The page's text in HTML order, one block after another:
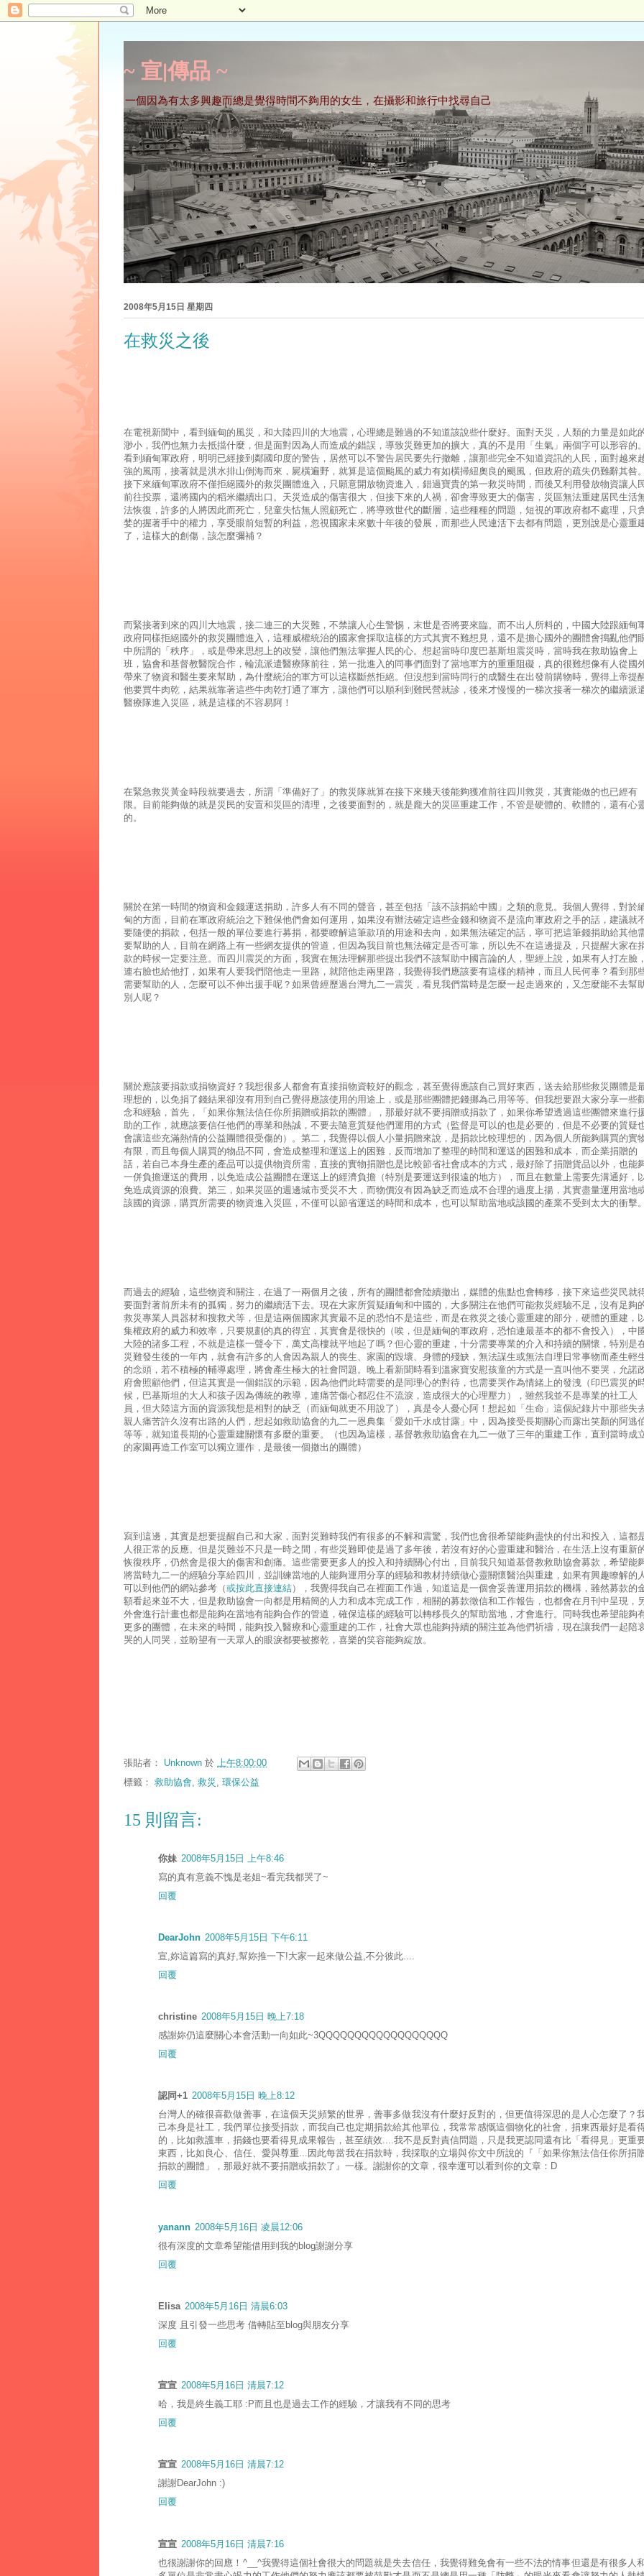
~ 宣∣傳品 ~
一個因為有太多興趣而總是覺得時間不夠用的女生，在攝影和旅行中找尋自己
2008年5月15日 星期四
在救災之後
在電視新聞中，看到緬甸的風災，和大陸四川的大地震，心理總是難過的不知道該說些什麼好。面對天災，人類的力量是如此
渺小，我們也無力去抵擋什麼，但是面對因為人而造成的錯誤，導致災難更加的擴大，真的不是用「生氣」兩個字可以形容的
看到緬甸軍政府，明明已經接到鄰國印度的警告，居然可以不警告居民要先行撤離，讓那些完全不知道資訊的人民，面對越來
強的風雨，接著就是洪水排山倒海而來，屍橫遍野，就算是這個颱風的威力有如橫掃紐奧良的颶風，但政府的疏失仍難辭其咎
接下來緬甸軍政府不僅拒絕國外的救災團體進入，只願意開放物資進入，錯過寶貴的第一救災時間，而後又利用發放物資讓人
前往投票，還將國內的稻米繼續出口。天災造成的傷害很大，但接下來的人禍，卻會導致更大的傷害，災區無法重建居民生活
法恢復，許多的人將因此而死亡，兒童失怙無人照顧死亡，將導致世代的斷層，這些種種的問題，短視的軍政府都不處理，只
婪的握著手中的權力，享受眼前短暫的利益，忽視國家未來數十年後的發展，而那些人民連活下去都有問題，更別說是心靈重
了，這樣大的創傷，該怎麼彌補？
而緊接著到來的四川大地震，接二連三的大災難，不禁讓人心生警惕，末世是否將要來臨。而不出人所料的，中國大陸跟緬甸
政府同樣拒絕國外的救災團體進入，這種威權統治的國家會採取這樣的方式其實不難想見，還不是擔心國外的團體會搗亂他們
中所謂的「秩序」，或是帶來思想上的改變，讓他們無法掌握人民的心。想起當時印度巴基斯坦震災時，當時我在救助協會上
班，協會和基督教醫院合作，輪流派遣醫療隊前往，第一批進入的同事們面對了當地軍方的重重阻礙，真的很難想像有人從國
帶來了物資和醫生要來幫助，為什麼統治的軍方可以這樣斷然拒絕。但沒想到當時同行的成醫生在出發前購物時，覺得上帝提
他要買牛肉乾，結果就靠著這些牛肉乾打通了軍方，讓他們可以順利到難民營就診，後來才慢慢的一梯次接著一梯次的繼續派
醫療隊進入災區，就是這樣的不容易阿！
在緊急救災黃金時段就要過去，所謂「準備好了」的救災隊就算在接下來幾天後能夠獲准前往四川救災，其實能做的也已經有
限。目前能夠做的就是災民的安置和災區的清理，之後要面對的，就是龐大的災區重建工作，不管是硬體的、軟體的，還有心
的。
關於在第一時間的物資和金錢運送捐助，許多人有不同的聲音，甚至包括「該不該捐給中國」之類的意見。我個人覺得，對於
甸的方面，目前在軍政府統治之下難保他們會如何運用，如果沒有辦法確定這些金錢和物資不是流向軍政府之手的話，建議就
要隨便的捐款，包括一般的單位要進行募捐，都要瞭解這筆款項的用途和去向，如果無法確定的話，寧可把這筆錢捐助給其他
要幫助的人，目前在網路上有一些網友提供的管道，但因為我目前也無法確定是否可靠，所以先不在這邊提及，只提醒大家在
款的時候一定要注意。而四川震災的方面，我實在無法理解那些提出我們不該幫助中國言論的人，聖經上說，如果有人打左臉
連右臉也給他打，如果有人要我們陪他走一里路，就陪他走兩里路，我覺得我們應該要有這樣的精神，而且人民何辜？看到那
需要幫助的人，怎麼可以不伸出援手呢？如果曾經歷過台灣九二一震災，看見我們當時是怎麼一起走過來的，又怎麼能不去幫
別人呢？
關於應該要捐款或捐物資好？我想很多人都會有直接捐物資較好的觀念，甚至覺得應該自己買好東西，送去給那些救災團體是
理想的，以免捐了錢結果卻沒有用到自己覺得應該使用的用途上，或是那些團體把錢挪為己用等等。但我想要跟大家分享一些
念和經驗，首先，「如果你無法信任你所捐贈或捐款的團體」，那最好就不要捐贈或捐款了，如果你希望透過這些團體來進行
助的工作，就應該要信任他們的專業和熱誠，不要去隨意質疑他們運用的方式（監督是可以的也是必要的，但是不必要的質疑
會讓這些充滿熱情的公益團體很受傷的）。第二，我覺得以個人小量捐贈來說，是捐款比較理想的，因為個人所能夠購買的實
有限，而且每個人購買的物品不同，會造成整理和運送上的困難，反而增加了整理的時間和運送的困難和成本，而企業捐贈的
話，若自己本身生產的產品可以提供物資所需，直接的實物捐贈也是比較節省社會成本的方式，最好除了捐贈貨品以外，也能
一併負擔運送的費用，以免造成公益團體在運送上的經濟負擔（特別是要運送到很遠的地方），而且在數量上需要先溝通好，
免造成資源的浪費。第三，如果災區的週邊城市受災不大，而物價沒有因為缺乏而造成不合理的過度上揚，其實盡量運用當地
該國的資源，購買所需要的物資進入災區，不僅可以節省運送的時間和成本，也可以幫助當地或該國的產業不受到太大的衝擊
而過去的經驗，這些物資和關注，在過了一兩個月之後，所有的團體都會陸續撤出，媒體的焦點也會轉移，接下來這些災民就
要面對著前所未有的孤獨，努力的繼續活下去。現在大家所質疑緬甸和中國的，大多關注在他們可能救災經驗不足，沒有足夠
救災專業人員器材和搜救犬等，但是這兩個國家其實最不足的恐怕不是這些，而是在救災之後心靈重建的部分，硬體的重建，
集權政府的威力和效率，只要規劃的真的得宜，其實會是很快的（唉，但是緬甸的軍政府，恐怕連最基本的都不會投入），中
大陸的諸多工程，不就是這樣一聲令下，萬丈高樓就平地起了嗎？但心靈的重建，十分需要專業的介入和持續的關懷，特別是
災難發生後的一年內，就會有許多的人會因為親人的喪生、家園的毀壞、身體的殘缺，無法謀生或無法自理日常事物而產生輕
的念頭，若不積極的輔導處理，將會產生極大的社會問題。晚上看新聞時看到溫家寶安慰孩童的方式是一直叫他不要哭，允諾
府會照顧他們，但這其實是一個錯誤的示範，因為他們此時需要的是同理心的對待，也需要哭作為情緒上的發洩（印巴震災的
候，巴基斯坦的大人和孩子因為傳統的教導，連痛苦傷心都忍住不流淚，造成很大的心理壓力），雖然我並不是專業的社工人
員，但大陸這方面的資源我想是相對的缺乏（而緬甸就更不用說了），真是令人憂心阿！想起如「生命」這個紀錄片中那些失
親人痛苦許久沒有出路的人們，想起如救助協會的九二一恩典集「愛如千水成甘露」中，因為接受長期關心而露出笑顏的阿逃
等等，就知道長期的心靈重建關懷有多麼的重要。（也因為這樣，基督教救助協會在九二一做了三年的重建工作，直到當時成
的家園再造工作室可以獨立運作，是最後一個撤出的團體）
寫到這邊，其實是想要提醒自己和大家，面對災難時我們有很多的不解和震驚，我們也會很希望能夠盡快的付出和投入，這都
人很正常的反應。但是災難並不只是一時之間，有些災難即使是過了多年後，若沒有好的心靈重建和醫治，在生活上沒有重新
恢復秩序，仍然會是很大的傷害和創痛。這些需要更多人的投入和持續關心付出，目前我只知道基督教救助協會募款，希望能
將當時九二一的經驗分享給四川，並訓練當地的人能夠運用分享的經驗和教材持續做心靈關懷醫治與重建，如果有興趣瞭解的
可以到他們的網站參考（或按此直接連結），我覺得我自己在裡面工作過，知道這是一個會妥善運用捐款的機構，雖然募款的
額看起來並不大，但是救助協會一向都是用精簡的人力和成本完成工作，相關的募款徵信和工作報告，也都會在月刊中呈現，
外會進行計畫也都是能夠在當地有能夠合作的管道，確保這樣的經驗可以轉移長久的幫助當地，才會進行。同時我也希望能夠
更多的團體，在未來的時間，能夠投入醫療和心靈重建的工作，社會大眾也能夠持續的關注並為他們祈禱，現在讓我們一起陪
哭的人同哭，並盼望有一天眾人的眼淚都要被擦乾，喜樂的笑容能夠綻放。
張貼者： Unknown 於
上午8:00:00
標籤： 救助協會 救災 環保公益
15 則留言:
你妹 2008年5月15日 上午8:46
寫的真有意義不愧是老姐~看完我都哭了~
回覆
DearJohn 2008年5月15日 下午6:11
宣,妳這篇寫的真好,幫妳推一下!大家一起來做公益,不分彼此....
回覆
christine 2008年5月15日 晚上7:18
感謝妳仍這麼關心本會活動一向如此~3QQQQQQQQQQQQQQQQQQ
回覆
認同+1 2008年5月15日 晚上8:12
台灣人的確很喜歡做善事，在這個天災頻繁的世界，善事多做我沒有什麼好反對的，但更值得深思的是人心怎麼了？
己本身是社工，我們單位接受捐款，而我自己也定期捐款給其他單位，我常常感慨這個物化的社會，捐東西最好是看
的，比如救護車，捐錢也要看得見成果報告，甚至績效....我不是反對責信問題，只是我更認同還有比「看得見」更重
東西，比如良心、信任、愛與尊重...因此每當我在捐款時，我採取的立場與你文中所說的『「如果你無法信任你所捐
捐款的團體」，那最好就不要捐贈或捐款了』一樣。謝謝你的文章，很幸運可以看到你的文章：D
回覆
yanann 2008年5月16日 凌晨12:06
很有深度的文章希望能借用到我的blog謝謝分享
回覆
Elisa 2008年5月16日 清晨6:03
深度 且引發一些思考 借轉貼至blog與朋友分享
回覆
宣宣 2008年5月16日 清晨7:12
哈，我是終生義工耶 :P而且也是過去工作的經驗，才讓我有不同的思考
回覆
宣宣 2008年5月16日 清晨7:12
謝謝DearJohn :)
回覆
宣宣 2008年5月16日 清晨7:16
也很謝謝你的回應！^__^我覺得這個社會很大的問題就是失去信任，我覺得難免會有一些不法的情事但還是有很多人